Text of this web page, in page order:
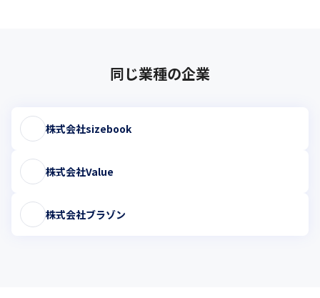
同じ業種の企業
株式会社sizebook
株式会社Value
株式会社ブラゾン